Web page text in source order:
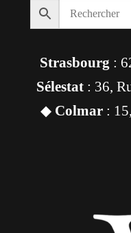
Strasbourg :
Sélestat : 36,
◆ Colmar: